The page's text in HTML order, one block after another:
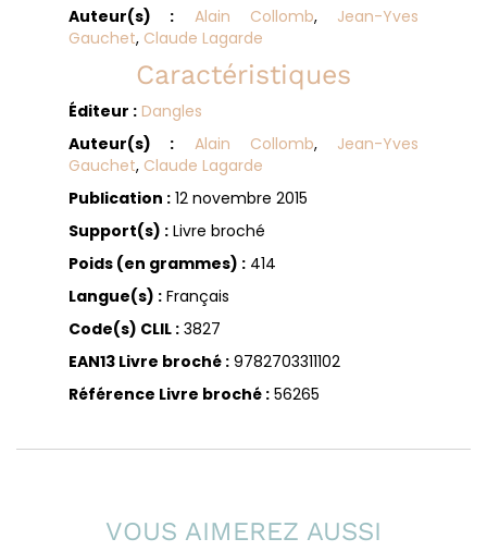
Auteur(s) : Alain Collomb, Jean-Yves
Gauchet, Claude Lagarde
Caractéristiques
Éditeur : Dangles
Auteur(s) :
Alain Collomb, Jean-Yves
Gauchet, Claude Lagarde
Publication :12 novembre 2015
Support(s) :Livre broché
Poids (en grammes) :414
Langue(s) :Français
Code(s) CLIL :3827
EAN13 Livre broché :9782703311102
Référence Livre broché :56265
VOUS AIMEREZ AUSSI